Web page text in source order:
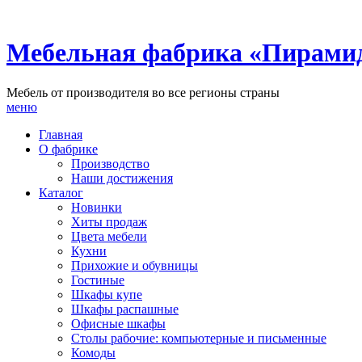
Мебельная фабрика
Мебель от производителя во все регионы страны
меню
Главная
О фабрике
Производство
Наши достижения
Каталог
Новинки
Хиты продаж
Цвета мебели
Кухни
Прихожие и обувницы
Гостиные
Шкафы купе
Шкафы распашные
Офисные шкафы
Столы рабочие: компьютерные и письменные
Комоды